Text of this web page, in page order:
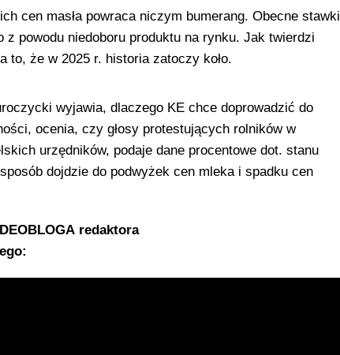
cen masła powraca niczym bumerang. Obecne stawki
z powodu niedoboru produktu na rynku. Jak twierdzi
to, że w 2025 r. historia zatoczy koło.
wyjawia, dlaczego KE chce doprowadzić do
ocenia, czy głosy protestujących rolników w
urzędników, podaje dane procentowe dot. stanu
dojdzie do podwyżek cen mleka i spadku cen
redaktora